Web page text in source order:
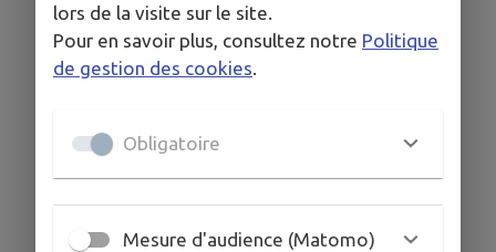
lors de la visite sur le site.
Pour en savoir plus, consultez notre Politique
de gestion des cookies
Obligatoire
Mesure d'audience (Matomo)